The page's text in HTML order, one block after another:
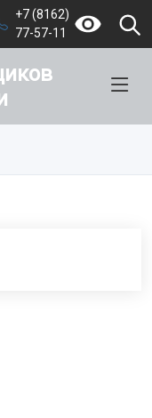
+7 (8162)
77-57-11